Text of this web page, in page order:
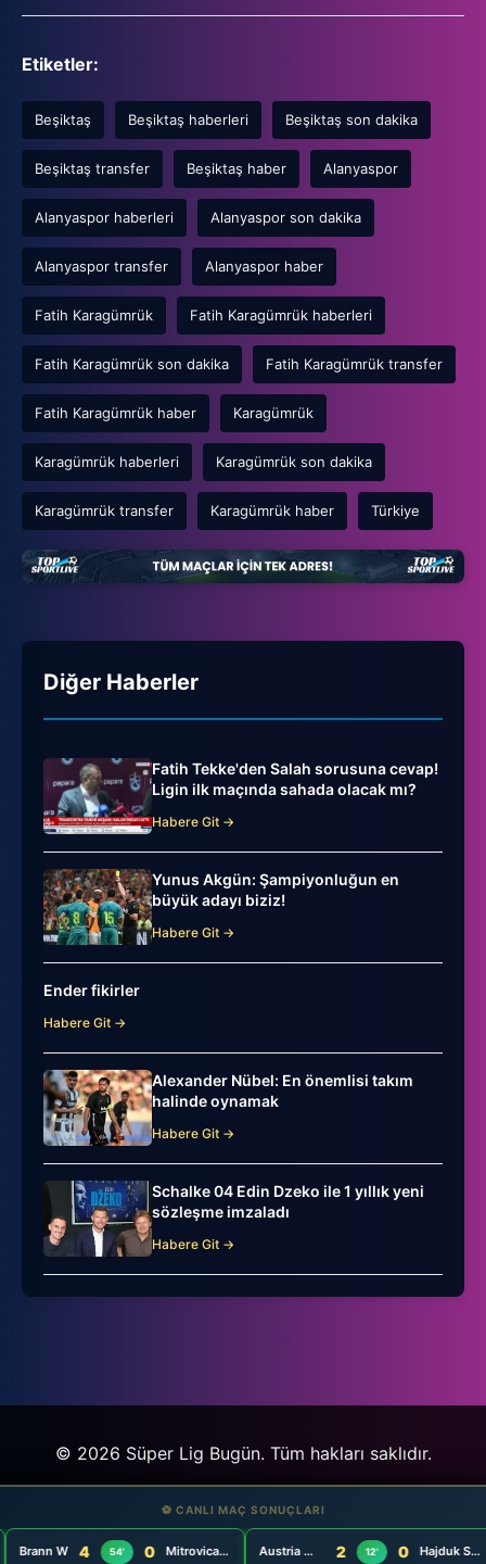
Etiketler:
Beşiktaş Beşiktaş haberleri Beşiktaş son dakika
Beşiktaş transfer Beşiktaş haber Alanyaspor
Alanyaspor haberleri Alanyaspor son dakika
Alanyaspor transfer Alanyaspor haber
Fatih Karagümrük Fatih Karagümrük haberleri
Fatih Karagümrük son dakika Fatih Karagümrük transfer
Fatih Karagümrük haber Karagümrük
Karagümrük haberleri Karagümrük son dakika
Karagümrük transfer Karagümrük haber Türkiye
Diğer Haberler
Fatih Tekke'den Salah sorusuna cevap!
Ligin ilk maçında sahada olacak mı?
Habere Git →
Yunus Akgün: Şampiyonluğun en
büyük adayı biziz!
Habere Git →
Ender fikirler
Habere Git →
Alexander Nübel: En önemlisi takım
halinde oynamak
Habere Git →
Schalke 04 Edin Dzeko ile 1 yıllık yeni
sözleşme imzaladı
Habere Git →
⚽ CANLI MAÇ SONUÇLARI
Brann W 4 54' 0 Mitrovica W Austria Wien W 12' 0 Hajduk Split W
⚽ CANLI MAÇ SONUÇLARI
Brann W 4 54' 0 Mitrovica W Austria Wien W 12' 0 Hajduk Split W
© 2026 Süper Lig Bugün. Tüm hakları saklıdır.